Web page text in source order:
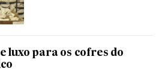
luxo para os cofres do